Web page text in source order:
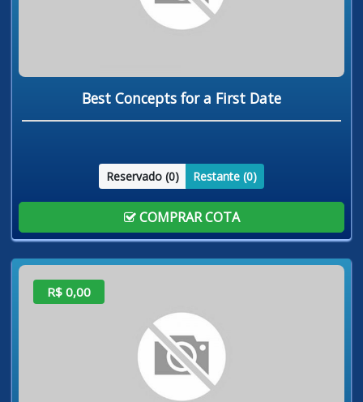
Best Concepts for a First Date
Reservado (0) Restante (0)
COMPRAR COTA
R$ 0,00